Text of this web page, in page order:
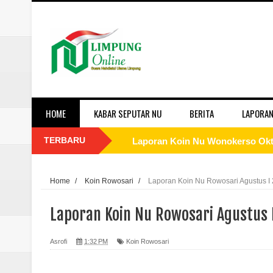
HOME KABAR SEPUTAR NU BERITA
TERBARU Laporan Koin Nu Wonokerso
Laporan Koin Nu Sidomulyo
Laporan Koin Nu Sempu
Home / Koin Rowosari / Laporan Koin Nu Rowosari Agustus I
Laporan Koin Nu Rowosari Agustus
Asrofi 1:32 PM Koin Rowosari